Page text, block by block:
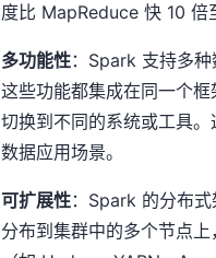
度比 MapReduce 快 10 倍
多功能性：Spark 支持多
这些功能都集成在同一个
切换到不同的系统或工具
数据应用场景。
可扩展性：Spark 的分布
分布到集群中的多个节点